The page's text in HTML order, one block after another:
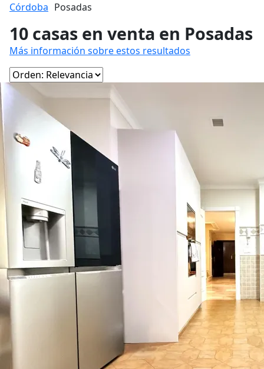
Córdoba Posadas
10 casas en venta en Posadas
Más información sobre estos resultados